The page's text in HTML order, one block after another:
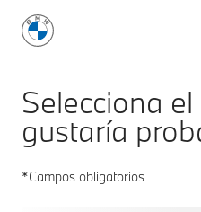
Selecciona
gustaría
*Campos obligatorios